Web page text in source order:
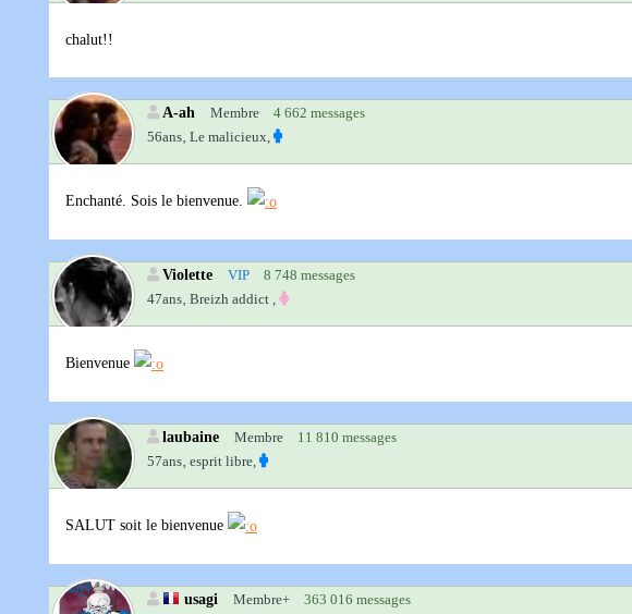
chalut!!
A-ah Membre
4 662 messages
56ans‚ Le malicieux,
Enchanté. Sois le bienvenue.
Violette VIP
8 748 messages
47ans‚ Breizh addict ,
Bienvenue
laubaine Membre
11 810 messages
57ans‚ esprit libre,
SALUT soit le bienvenue
usagi Membre+
363 016 messages